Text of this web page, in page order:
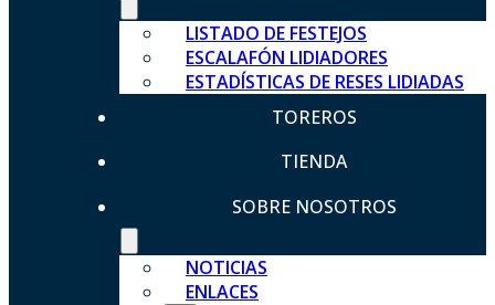
LISTADO DE FESTEJOS
ESCALAFÓN LIDIADORES
ESTADÍSTICAS DE RESES LIDIADAS
TOREROS
TIENDA
SOBRE NOSOTROS
NOTICIAS
ENLACES